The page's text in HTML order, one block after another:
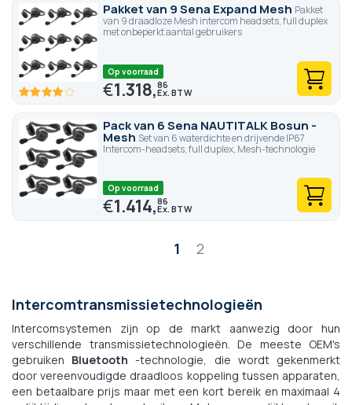
Pakket van 9 Sena Expand Mesh Pakket
van 9 draadloze Mesh intercom headsets, full duplex
met onbeperkt aantal gebruikers
80 100
Op voorraad
€1.318,86
Pack van 6 Sena NAUTITALK Bosun -
Mesh Set van 6 waterdichte en drijvende IP67
Intercom-headsets, full duplex, Mesh-technologie
Op voorraad
€1.414,86
Pagina1 2
Intercomtransmissietechnologieën
Intercomsystemen zijn op de markt aanwezig door hun
verschillende transmissietechnologieën. De meeste OEM's
gebruiken Bluetooth -technologie, die wordt gekenmerkt
door vereenvoudigde draadloos koppeling tussen apparaten,
een betaalbare prijs maar met een kort bereik en maximaal 4